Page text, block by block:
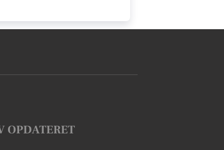
OPDATERET